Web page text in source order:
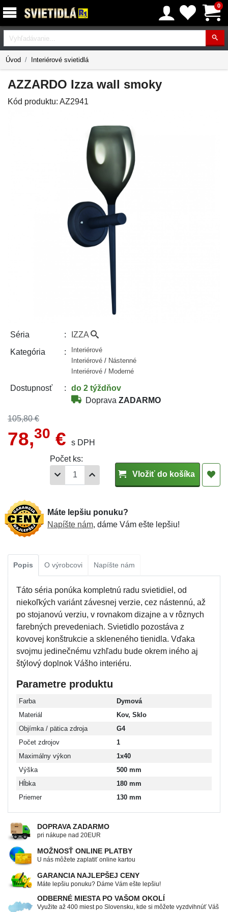
0
Vyhľadávanie
Úvod Interiérové svietidlá
AZZARDO Izza wall smoky
Kód produktu: AZ2941
Séria IZZA
Kategória
Interiérové
Interiérové / Nástenné
Interiérové / Moderné
Dostupnosť
do 2 týždňov
Doprava ZADARMO
105,80 €
78,30 €
s DPH
Počet ks:
Vložiť do košíka
Máte lepšiu ponuku?
Napíšte nám, dáme Vám ešte lepšiu!
Popis O výrobcovi Napíšte nám
Táto séria ponúka kompletnú radu svietidiel, od
niekoľkých variánt závesnej verzie, cez nástennú, až
po stojanovú verziu, v rovnakom dizajne a v rôznych
farebných prevedeniach. Svietidlo pozostáva z
kovovej konštrukcie a skleneného tienidla. Vďaka
svojmu jedinečnému vzhľadu bude okrem iného aj
štýlový doplnok Vášho interiéru.
Parametre produktu
Farba
Dymová
Materiál
Kov, Sklo
Objímka / pätica zdroja
G4
Počet zdrojov
1
Maximálny výkon
1x40
Výška
500 mm
Hĺbka
180 mm
Priemer
130 mm
DOPRAVA ZADARMO
pri nákupe nad 20EUR
MOŽNOSŤ ONLINE PLATBY
U nás môžete zaplatiť online kartou
GARANCIA NAJLEPŠEJ CENY
Máte lepšiu ponuku? Dáme Vám ešte lepšiu!
ODBERNÉ MIESTA PO VAŠOM OKOLÍ
Využite až 400 miest po Slovensku, kde si môžete vyzdvihnúť Váš